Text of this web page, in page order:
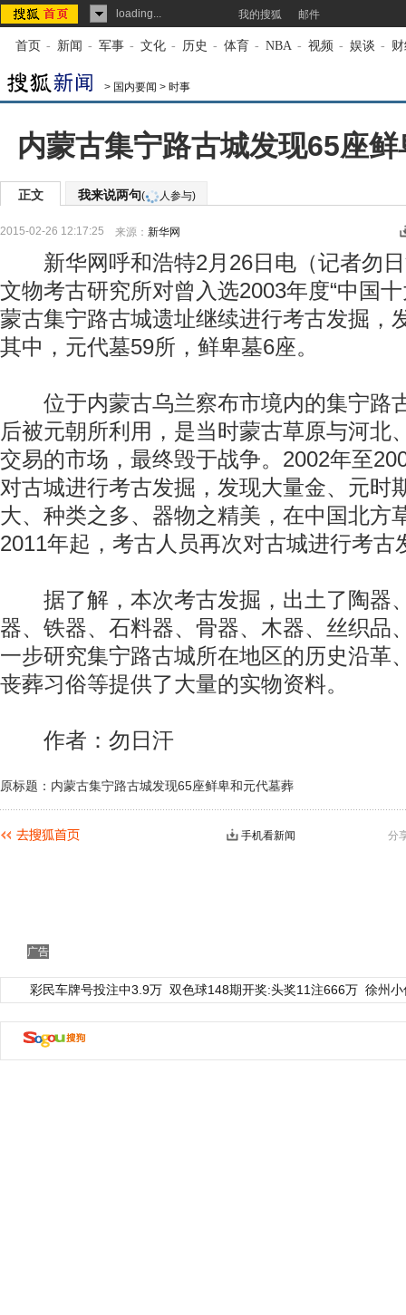
loading... 我的搜狐 邮件
首页 - 新闻 - 军事 - 文化 - 历史 - 体育 - NBA - 视频 - 娱谈 -
> 国内要闻 > 时事
内蒙古集宁路古城发现65座
正文 我来说两句( 人参与)
2015-02-26 12:17:25 来源： 新华网
新华网呼和浩特2月26日电（记者勿日
文物考古研究所对曾入选2003年度“中国
蒙古集宁路古城遗址继续进行考古发掘，
其中，元代墓59所，鲜卑墓6座。
位于内蒙古乌兰察布市境内的集宁路
后被元朝所利用，是当时蒙古草原与河北
交易的市场，最终毁于战争。2002年至
对古城进行考古发掘，发现大量金、元时
大、种类之多、器物之精美，在中国北方
2011年起，考古人员再次对古城进行考古
据了解，本次考古发掘，出土了陶器
器、铁器、石料器、骨器、木器、丝织品
一步研究集宁路古城所在地区的历史沿革
丧葬习俗等提供了大量的实物资料。
作者：勿日汗
原标题：内蒙古集宁路古城发现65座鲜卑和元代墓葬
分
手机看新闻
广告
彩民车牌号投注中3.9万 双色球148期开奖:头奖11注666万 徐州